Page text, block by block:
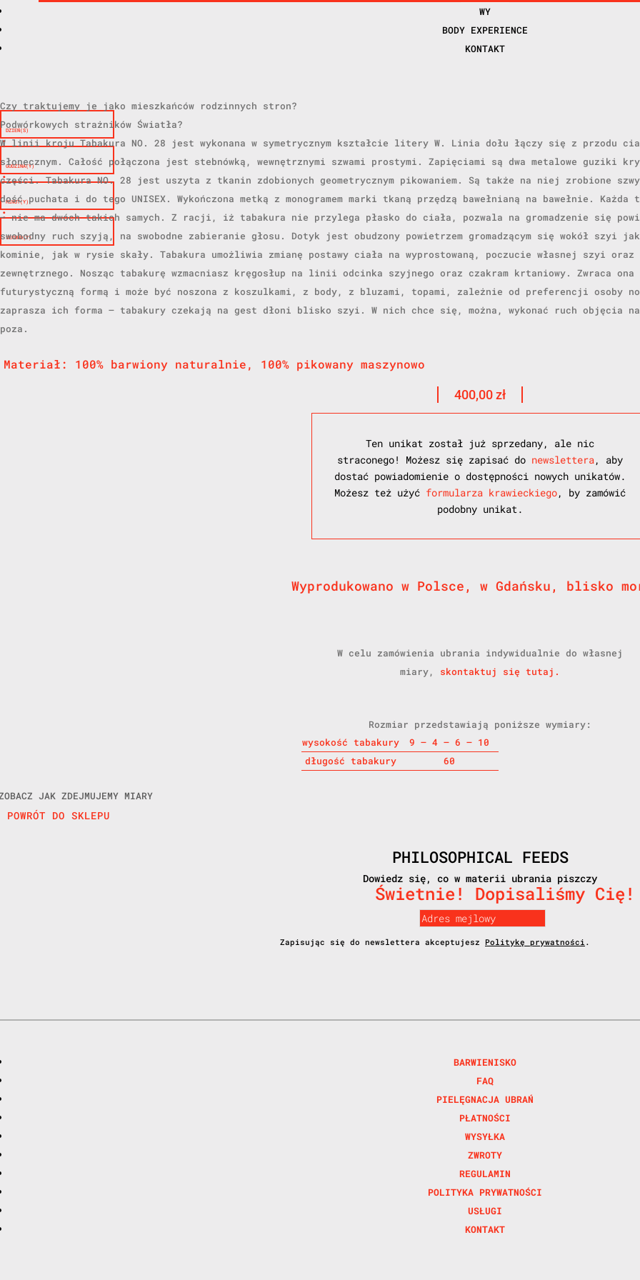
WY
BODY EXPERIENCE
KONTAKT
DZIEŃ(S)
:
GODZINA(Y)
:
MINUT(Y)
:
SEKUND(Y)
Rosną w tej dzielnicy naznaczone czasem, przestrzenią.
Czy traktujemy je jako mieszkańców rodzinnych stron?
Podwórkowych strażników Światła?
W linii kroju Tabakura NO. 28 jest wykonana w symetrycznym kształcie litery W. Linia dołu łączy się z przodu
słonecznym. Całość połączona jest stebnówką, wewnętrznymi szwami prostymi. Zapięciami są dwa metalowe guziki
części. Tabakura NO. 28 jest uszyta z tkanin zdobionych geometrycznym pikowaniem. Są także na niej zrobione
dość puchata i do tego UNISEX. Wykończona metką z monogramem marki tkaną przędzą bawełnianą na bawełnie.
– nie ma dwóch takich samych. Z racji, iż tabakura nie przylega płasko do ciała, pozwala na gromadzenie się
swobodny ruch szyją, na swobodne zabieranie głosu. Dotyk jest obudzony powietrzem gromadzącym się wokół szyi
kominie, jak w rysie skały. Tabakura umożliwia zmianę postawy ciała na wyprostowaną, poczucie własnej szyi oraz
zewnętrznego. Nosząc tabakurę wzmacniasz kręgosłup na linii odcinka szyjnego oraz czakram krtaniowy. Zwraca ona
futurystyczną formą i może być noszona z koszulkami, z body, z bluzami, topami, zależnie od preferencji osoby
zaprasza ich forma – tabakury czekają na gest dłoni blisko szyi. W nich chce się, można, wykonać ruch
poza.
Materiał: 100% barwiony naturalnie, 100% pikowany maszynowo
400,00zł
Ten unikat został już sprzedany, ale nic
straconego! Możesz się zapisać do newslettera, aby
dostać powiadomienie o dostępności nowych unikatów.
Możesz też użyć formularza krawieckiego, by zamówić
podobny unikat.
Wyprodukowano w Polsce, w Gdańsku, blisko
W celu zamówienia ubrania indywidualnie do własnej
miary, skontaktuj się tutaj.
Rozmiar przedstawiają poniższe wymiary:
wysokość tabakury
9 – 4 – 6 – 10
długość tabakury
60
JAK ZDEJMUJEMY MIARY
POWRÓT DO SKLEPU
PHILOSOPHICAL FEEDS
Dowiedz się, co w materii ubrania piszczy
Świetnie! Dopisaliśmy Cię!
Zapisując się do newslettera akceptujesz Politykę prywatności .
BARWIENISKO
FAQ
PIELĘGNACJA UBRAŃ
PŁATNOŚCI
WYSYŁKA
ZWROTY
REGULAMIN
POLITYKA PRYWATNOŚCI
USŁUGI
KONTAKT